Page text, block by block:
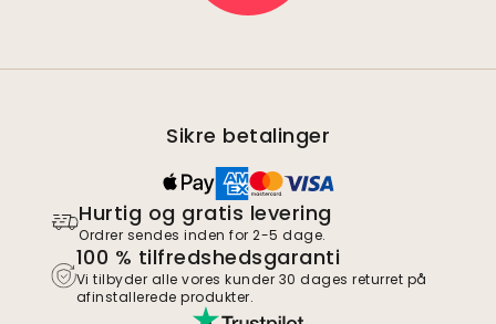
Sikre betalinger
Hurtig og gratis levering
Ordrer sendes inden for 2-5 dage.
100 % tilfredshedsgaranti
Vi tilbyder alle vores kunder 30 dages returret på
afinstallerede produkter.